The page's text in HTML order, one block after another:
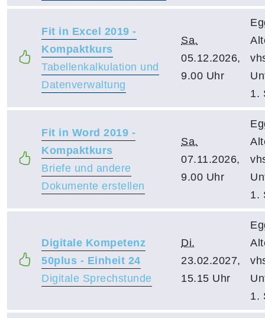
Fit in Excel 2019 -
Kompaktkurs
Tabellenkalkulation und
Datenverwaltung
Sa.
05.12.2026,
9.00 Uhr
1.
Fit in Word 2019 -
Kompaktkurs
Briefe und andere
Dokumente erstellen
Sa.
07.11.2026,
9.00 Uhr
1.
Digitale Kompetenz
50plus - Einheit 24
Digitale Sprechstunde
Di.
23.02.2027,
15.15 Uhr
1.